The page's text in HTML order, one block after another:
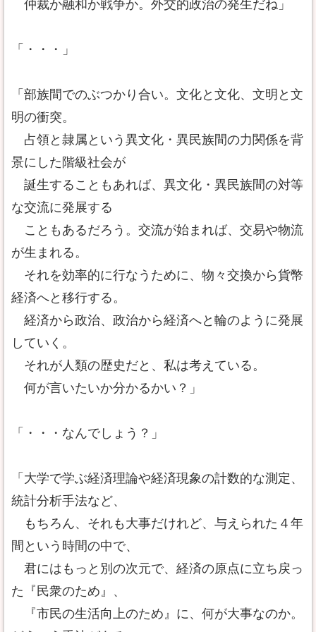
仲裁か融和か戦争か。外交的政治の発生だね」
「・・・」
「部族間でのぶつかり合い。文化と文化、文明と文
明の衝突。
占領と隷属という異文化・異民族間の力関係を背
景にした階級社会が
誕生することもあれば、異文化・異民族間の対等
な交流に発展する
こともあるだろう。交流が始まれば、交易や物流
が生まれる。
それを効率的に行なうために、物々交換から貨幣
経済へと移行する。
経済から政治、政治から経済へと輪のように発展
していく。
それが人類の歴史だと、私は考えている。
何が言いたいか分かるかい？」
「・・・なんでしょう？」
「大学で学ぶ経済理論や経済現象の計数的な測定、
統計分析手法など、
もちろん、それも大事だけれど、与えられた４年
間という時間の中で、
君にはもっと別の次元で、経済の原点に立ち戻っ
た『民衆のため』、
『市民の生活向上のため』に、何が大事なのか。